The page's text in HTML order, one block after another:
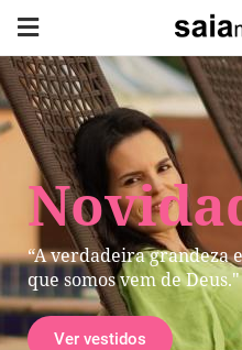
“A verdadeira grandeza
que somos vem de Deus."
Ver vestidos